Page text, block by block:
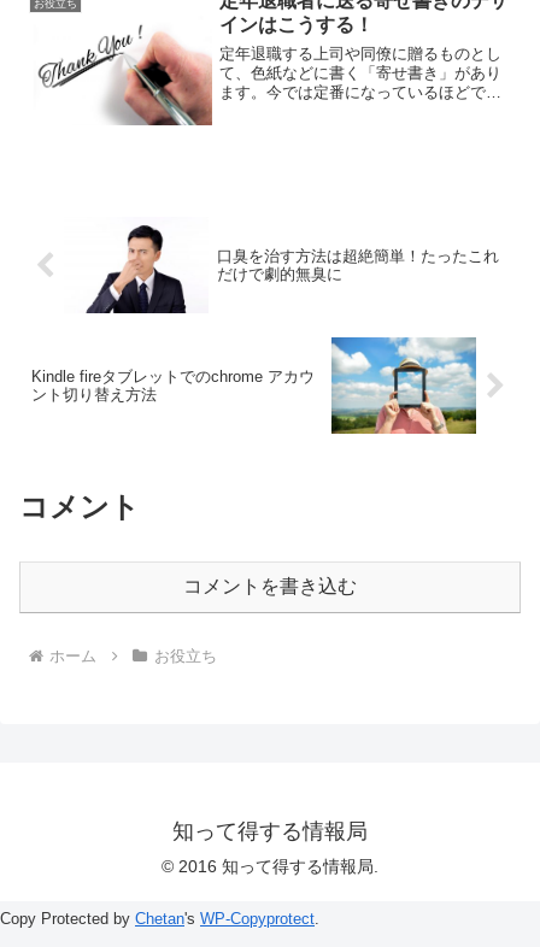
お役立ち
インはこうする！
定年退職する上司や同僚に贈るものとし
て、色紙などに書く「寄せ書き」があり
ます。今では定番になっているほどです
口臭を治す方法は超絶簡単！たったこれ
だけで劇的無臭に
Kindle fireタブレットでのchrome アカウ
ント切り替え方法
コメント
コメントを書き込む
ホーム お役立ち
知って得する情報局
© 2016 知って得する情報局.
Copy Protected by Chetan's WP-Copyprotect.